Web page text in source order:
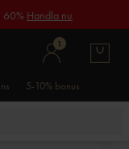
60% Handla nu
1
5-10% bonus